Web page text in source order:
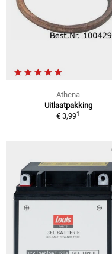
Athena
Uitlaatpakking
€ 3,991